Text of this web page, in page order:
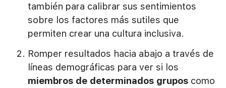
también para calibrar sus sentimientos
sobre los factores más sutiles que
permiten crear una cultura inclusiva.
Romper resultados hacia abajo a través de
líneas demográficas para ver si los
miembros de determinados grupos como